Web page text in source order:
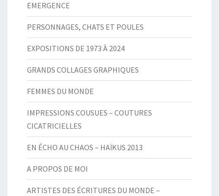
EMERGENCE
PERSONNAGES, CHATS ET POULES
EXPOSITIONS DE 1973 À 2024
GRANDS COLLAGES GRAPHIQUES
FEMMES DU MONDE
IMPRESSIONS COUSUES – COUTURES
CICATRICIELLES
EN ÉCHO AU CHAOS – HAÏKUS 2013
A PROPOS DE MOI
ARTISTES DES ÉCRITURES DU MONDE –